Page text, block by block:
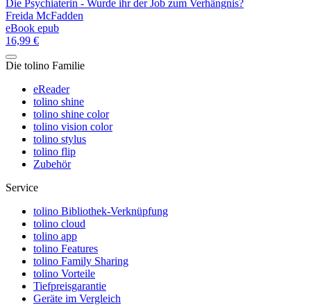
Die Psychiaterin - Wurde ihr der Job zum Verhängnis?
Freida McFadden
eBook epub
16,99 €
Die tolino Familie
eReader
tolino shine
tolino shine color
tolino vision color
tolino stylus
tolino flip
Zubehör
Service
tolino Bibliothek-Verknüpfung
tolino cloud
tolino app
tolino Features
tolino Family Sharing
tolino Vorteile
Tiefpreisgarantie
Geräte im Vergleich